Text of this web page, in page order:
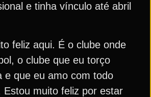
e tinha vínculo até abril
feliz aqui. É o clube onde
o clube que eu torço
e que eu amo com todo
Estou muito feliz por estar